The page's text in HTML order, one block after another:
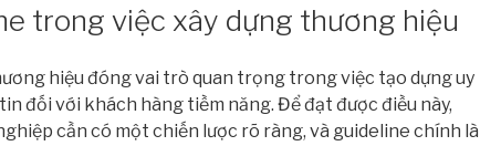
trong việc xây dựng thương hiệu
hiệu đóng vai trò quan trọng trong việc tạo dựng uy
đối với khách hàng tiềm năng. Để đạt được điều này,
cần có một chiến lược rõ ràng, và guideline chính là